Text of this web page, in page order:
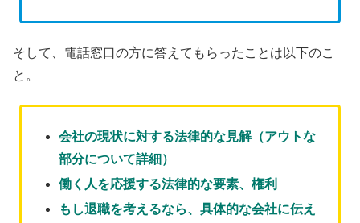
そして、電話窓口の方に答えてもらったことは以下のこ
と。
会社の現状に対する法律的な見解（アウトな
部分について詳細）
働く人を応援する法律的な要素、権利
もし退職を考えるなら、具体的な会社に伝え